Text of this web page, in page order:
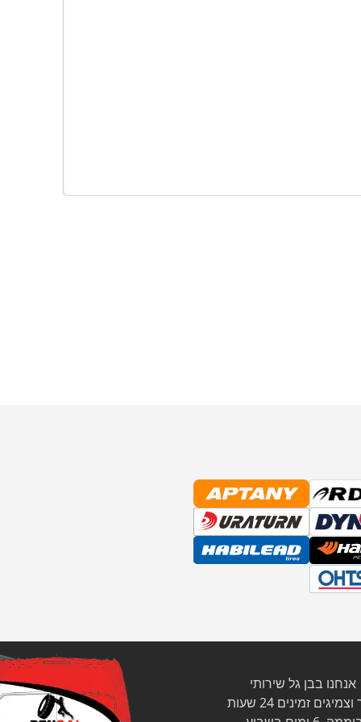
אנחנו בבן גל שירותי
זמינים 24 שעות